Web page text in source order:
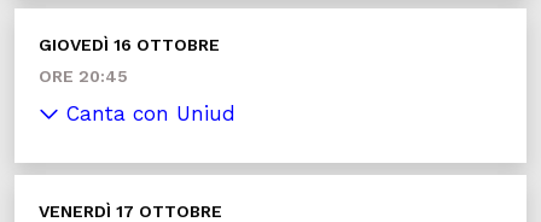
GIOVEDÌ 16 OTTOBRE
ORE 20:45
Canta con Uniud
VENERDÌ 17 OTTOBRE